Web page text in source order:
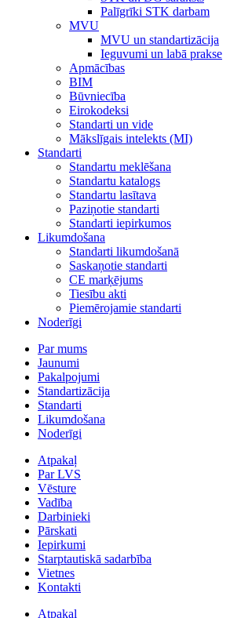
Palīgrīki STK darbam
MVU
MVU un standartizācija
Ieguvumi un labā prakse
Apmācības
BIM
Būvniecība
Eirokodeksi
Standarti un vide
Mākslīgais intelekts (MI)
Standarti
Standartu meklēšana
Standartu katalogs
Standartu lasītava
Paziņotie standarti
Standarti iepirkumos
Likumdošana
Standarti likumdošanā
Saskaņotie standarti
CE marķējums
Tiesību akti
Piemērojamie standarti
Noderīgi
Par mums
Jaunumi
Pakalpojumi
Standartizācija
Standarti
Likumdošana
Noderīgi
Atpakaļ
Par LVS
Vēsture
Vadība
Darbinieki
Pārskati
Iepirkumi
Starptautiskā sadarbība
Vietnes
Kontakti
Atpakaļ